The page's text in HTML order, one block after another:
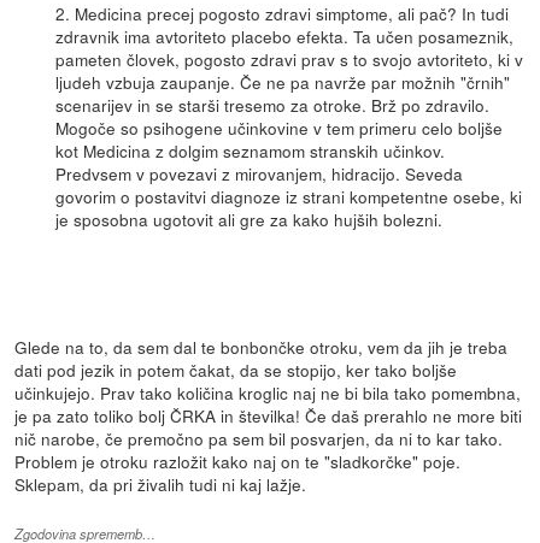
2. Medicina precej pogosto zdravi simptome, ali pač? In tudi
zdravnik ima avtoriteto placebo efekta. Ta učen posameznik,
pameten človek, pogosto zdravi prav s to svojo avtoriteto, ki v
ljudeh vzbuja zaupanje. Če ne pa navrže par možnih "črnih"
scenarijev in se starši tresemo za otroke. Brž po zdravilo.
Mogoče so psihogene učinkovine v tem primeru celo boljše
kot Medicina z dolgim seznamom stranskih učinkov.
Predvsem v povezavi z mirovanjem, hidracijo. Seveda
govorim o postavitvi diagnoze iz strani kompetentne osebe, ki
je sposobna ugotovit ali gre za kako hujših bolezni.
Glede na to, da sem dal te bonbončke otroku, vem da jih je treba
dati pod jezik in potem čakat, da se stopijo, ker tako boljše
učinkujejo. Prav tako količina kroglic naj ne bi bila tako pomembna,
je pa zato toliko bolj ČRKA in številka! Če daš prerahlo ne more biti
nič narobe, če premočno pa sem bil posvarjen, da ni to kar tako.
Problem je otroku razložit kako naj on te "sladkorčke" poje.
Sklepam, da pri živalih tudi ni kaj lažje.
Zgodovina sprememb…